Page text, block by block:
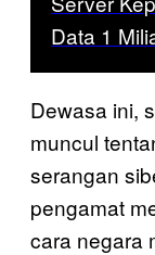
Data 1
Dewasa ini,
muncul
serangan
pengamat
cara negara